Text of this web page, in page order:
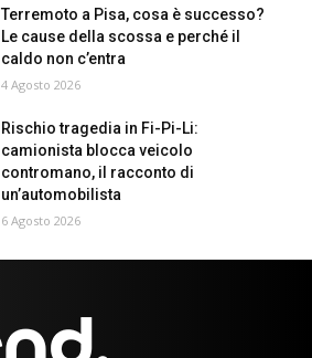
Terremoto a Pisa, cosa è successo?
Le cause della scossa e perché il
caldo non c’entra
4 Agosto 2026
Rischio tragedia in Fi-Pi-Li:
camionista blocca veicolo
contromano, il racconto di
un’automobilista
6 Agosto 2026